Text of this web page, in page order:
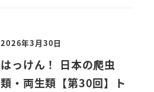
2026年3月30日
はっけん！ 日本の爬虫
類・両生類【第30回】ト